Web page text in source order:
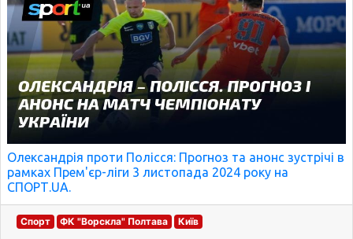
Олександрія проти Полісся: Прогноз та анонс зустрічі в
рамках Прем'єр-ліги 3 листопада 2024 року на
СПОРТ.UA.
Спорт ФК "Ворскла" Полтава Київ